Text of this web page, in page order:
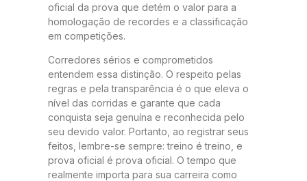
oficial da prova que detém o valor para a
homologação de recordes e a classificação
em competições.
Corredores sérios e comprometidos
entendem essa distinção. O respeito pelas
regras e pela transparência é o que eleva o
nível das corridas e garante que cada
conquista seja genuína e reconhecida pelo
seu devido valor. Portanto, ao registrar seus
feitos, lembre-se sempre: treino é treino, e
prova oficial é prova oficial. O tempo que
realmente importa para sua carreira como